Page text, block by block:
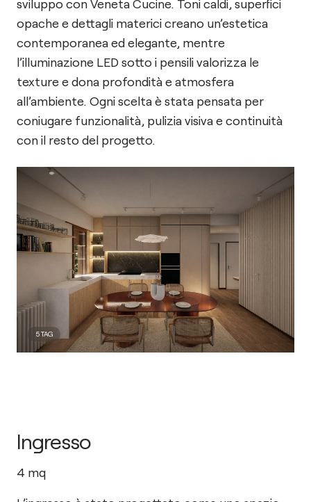
5TAG
sviluppo con Veneta Cucine. Toni caldi, superfici
opache e dettagli materici creano un’estetica
contemporanea ed elegante, mentre
l’illuminazione LED sotto i pensili valorizza le
texture e dona profondità e atmosfera
all’ambiente. Ogni scelta è stata pensata per
coniugare funzionalità, pulizia visiva e continuità
con il resto del progetto.
Ingresso
4 mq